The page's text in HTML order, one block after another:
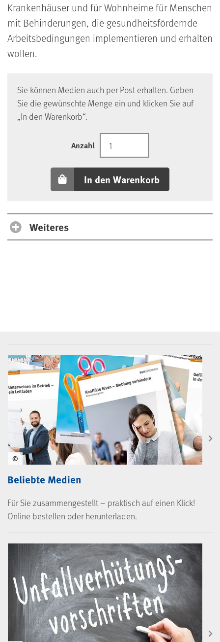
Krankenhäuser und für Wohnheime für Menschen
mit Behinderungen, die gesundheitsfördernde
Arbeitsbedingungen implementieren und erhalten
wollen.
Sie können Medien auch per Post erhalten. Geben
Sie die gewünschte Menge ein und klicken Sie auf
„In den Warenkorb“.
Anzahl
In den Warenkorb
Weiteres
BGW-Mediencenter
Beliebte Medien
Für Sie zusammengestellt – praktisch auf einen Klick!
Online bestellen oder herunterladen.
©